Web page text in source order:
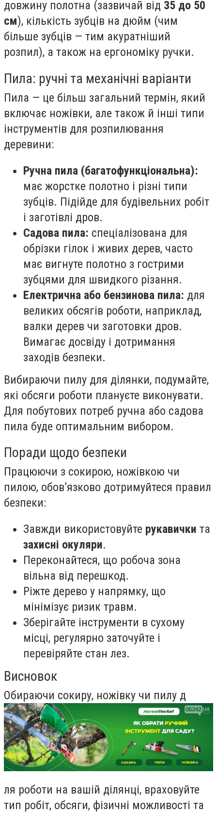
довжину полотна (зазвичай від 35 до 50
см), кількість зубців на дюйм (чим
більше зубців — тим акуратніший
розпил), а також на ергономіку ручки.
Пила: ручні та механічні варіанти
Пила — це більш загальний термін, який
включає ножівки, але також й інші типи
інструментів для розпилювання
деревини:
Ручна пила (багатофункціональна):
має жорстке полотно і різні типи
зубців. Підійде для будівельних робіт
і заготівлі дров.
Садова пила: спеціалізована для
обрізки гілок і живих дерев, часто
має вигнуте полотно з гострими
зубцями для швидкого різання.
Електрична або бензинова пила: для
великих обсягів роботи, наприклад,
валки дерев чи заготовки дров.
Вимагає досвіду і дотримання
заходів безпеки.
Вибираючи пилу для ділянки, подумайте,
які обсяги роботи плануєте виконувати.
Для побутових потреб ручна або садова
пила буде оптимальним вибором.
Поради щодо безпеки
Працюючи з сокирою, ножівкою чи
пилою, обов’язково дотримуйтеся правил
безпеки:
Завжди використовуйте рукавички та
захисні окуляри.
Переконайтеся, що робоча зона
вільна від перешкод.
Ріжте дерево у напрямку, що
мінімізує ризик травм.
Зберігайте інструменти в сухому
місці, регулярно заточуйте і
перевіряйте стан лез.
Висновок
Обираючи сокиру, ножівку чи пилу д
ля роботи на вашій ділянці, враховуйте
тип робіт, обсяги, фізичні можливості та